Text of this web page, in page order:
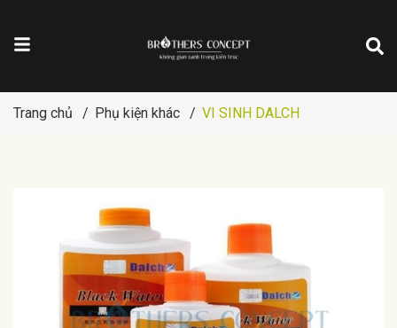
Trang chủ / Phụ kiện khác / VI SINH DALCH